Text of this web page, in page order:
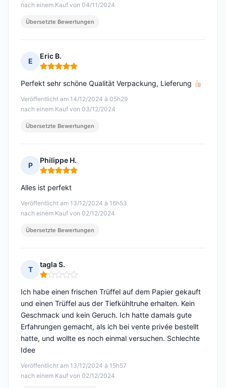
nach einem Kauf von 04/11/2024
Übersetzte Bewertungen
E
Eric B.
Hinweis: 5 von 5
Veröffentlicht am 14/12/2024 à 05h29
nach einem Kauf von 03/12/2024
Perfekt sehr schöne Qualität Verpackung, Lieferung
Übersetzte Bewertungen
P
Philippe H.
Hinweis: 5 von 5
Veröffentlicht am 13/12/2024 à 16h53
nach einem Kauf von 02/12/2024
Alles ist perfekt
Übersetzte Bewertungen
T
tagla S.
Hinweis: 1 von 5
Veröffentlicht am 13/12/2024 à 15h57
nach einem Kauf von 02/12/2024
Ich habe einen frischen Trüffel auf dem Papier gekauft
und einen Trüffel aus der Tiefkühltruhe erhalten. Kein
Geschmack und kein Geruch. Ich hatte damals gute
Erfahrungen gemacht, als ich bei vente privée bestellt
hatte, und wollte es noch einmal versuchen. Schlechte
Idee